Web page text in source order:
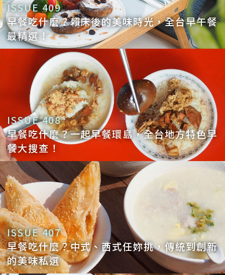
ISSUE 409
早餐吃什麼？賴床後的美味時光，全台早午餐
最精選！
ISSUE 408
早餐吃什麼？一起早餐環島，全台地方特色早
餐大搜查！
ISSUE 407
早餐吃什麼？中式、西式任妳挑，傳統到創新
的美味私選